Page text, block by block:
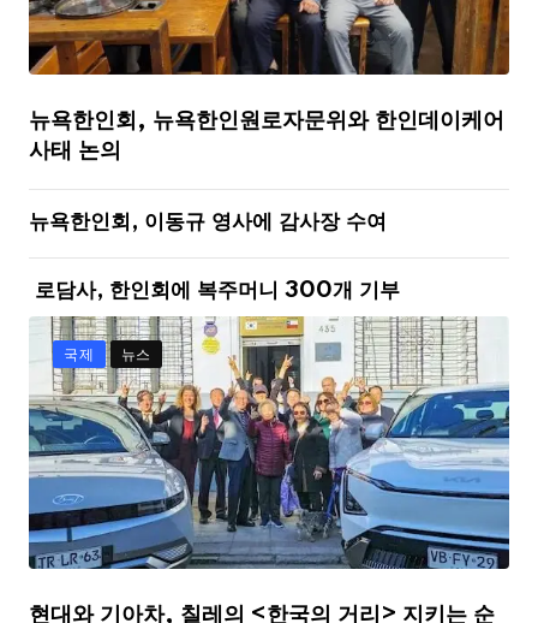
뉴욕한인회, 뉴욕한인원로자문위와 한인데이케어
사태 논의
뉴욕한인회, 이동규 영사에 감사장 수여
로담사, 한인회에 복주머니 300개 기부
국제 뉴스
현대와 기아차, 칠레의 <한국의 거리> 지키는 순